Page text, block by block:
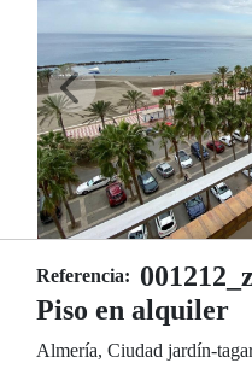
Referencia:
Piso en alquiler
Almería, Ciudad jardín-